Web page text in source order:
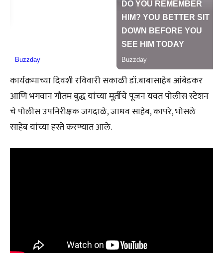
कार्यक्रमाच्या दिवशी रविवारी सकाळी डॉ.बाबासाहेब आंबेडकर
आणि भगवान गौतम बुद्ध यांच्या मूर्तीचे पूजन यवत पोलीस स्टेशन
चे पोलीस उपनिरीक्षक जगदाळे, जाधव साहेब, कापरे, भोसले
साहेब यांच्या हस्ते करण्यात आले.